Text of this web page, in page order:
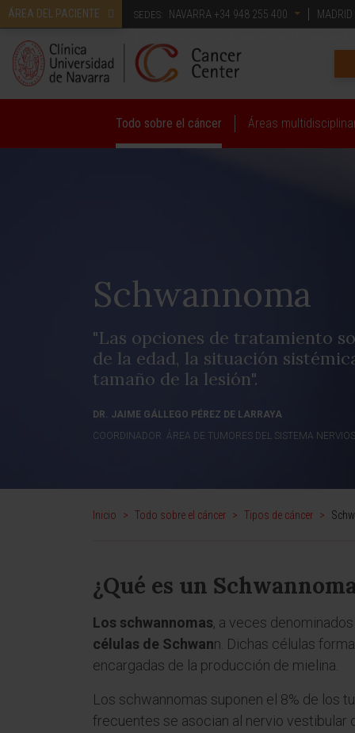
ÁREA DEL PACIENTE SEDES: NAVARRA +34 948 255 400 MADRID
Todo sobre el cáncer Áreas
Schwannoma
"Las opciones de tratamiento
de la edad, la situación
tamaño de la lesión".
DR. JAIME GÁLLEGO PÉREZ DE LARRAYA
COORDINADOR. ÁREA DE TUMORES DEL SISTEMA
Inicio > Todo sobre el cáncer > Tipos de cáncer >
¿Qué es un
Los schwannomas, a veces
células de Schwann. Dichas células
encargadas de la producción de mielina.
Los schwannomas suponen el 8% de los
frecuentes se asocian al nervio vestibular